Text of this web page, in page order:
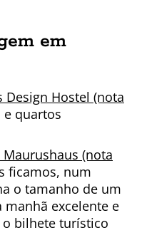
em
Design Hostel (nota
quartos
Maurushaus (nota
ficamos, num
o tamanho de um
excelente e
bilhete turístico